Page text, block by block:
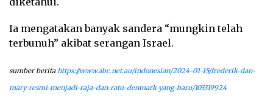
Ia mengatakan banyak sandera “mungkin telah
terbunuh” akibat serangan Israel.
sumber berita https://www.abc.net.au/indonesian/2024-01-15/frederik-dan-
mary-resmi-menjadi-raja-dan-ratu-denmark-yang-baru/103319924